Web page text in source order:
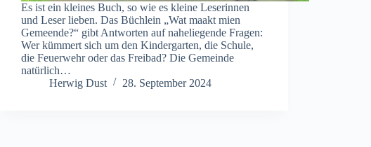
Es ist ein kleines Buch, so wie es kleine Leserinnen
und Leser lieben. Das Büchlein „Wat maakt mien
Gemeende?“ gibt Antworten auf naheliegende Fragen:
Wer kümmert sich um den Kindergarten, die Schule,
die Feuerwehr oder das Freibad? Die Gemeinde
natürlich…
Herwig Dust
28. September 2024